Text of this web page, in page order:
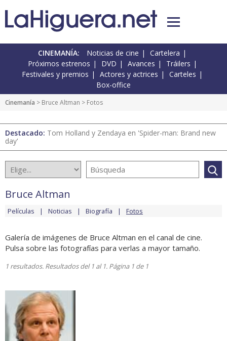
CINEMANÍA: Noticias de cine
Cartelera
Próximos estrenos
DVD Avances
Tráilers
Festivales y premios
Actores y actrices
Carteles
Box-office
Cinemanía > Bruce Altman > Fotos
Destacado: Tom Holland y Zendaya en 'Spider-man: Brand new
day'
Bruce Altman
Películas Noticias Biografía Fotos
Galería de imágenes de Bruce Altman en el canal de cine.
Pulsa sobre las fotografías para verlas a mayor tamaño.
1 resultados. Resultados del 1 al 1. Página 1 de 1